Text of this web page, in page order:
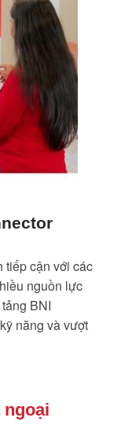
tiếp cận với các
nguồn lực
BNI
năng và vượt